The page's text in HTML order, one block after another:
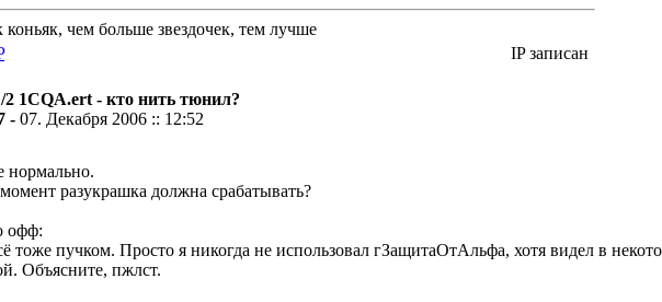
коньяк, чем больше звездочек, тем лучше
IP записан
1CQA.ert - кто нить тюнил?
- 07. Декабря 2006 :: 12:52
нормально.
разукрашка должна срабатывать?
офф:
тоже пучком. Просто я никогда не использовал гЗащитаОтАльфа, хотя видел в
Объясните, пжлст.